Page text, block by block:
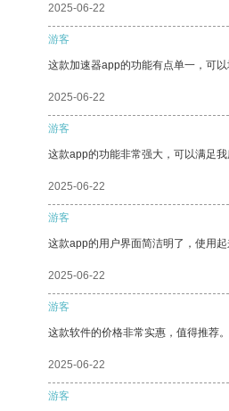
2025-06-22
游客
这款加速器app的功能有点单一，可
2025-06-22
游客
这款app的功能非常强大，可以满足
2025-06-22
游客
这款app的用户界面简洁明了，使用
2025-06-22
游客
这款软件的价格非常实惠，值得推荐。
2025-06-22
游客